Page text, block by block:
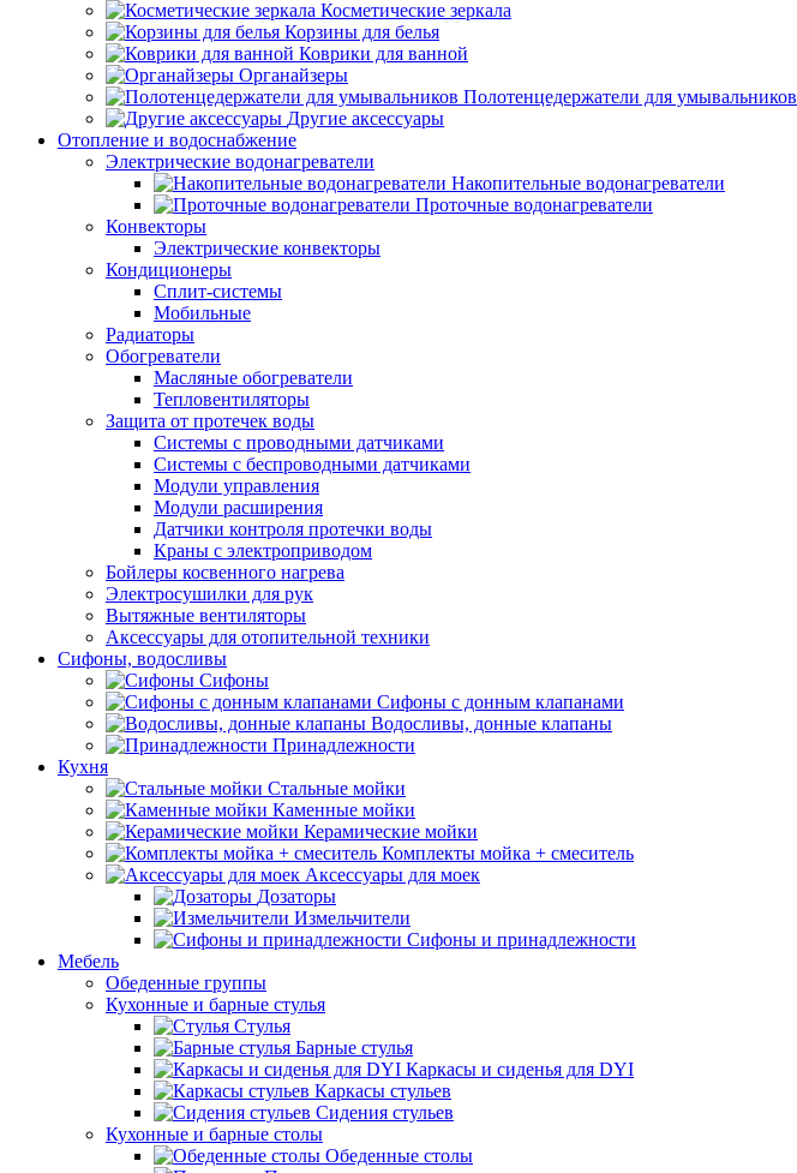
Косметические зеркала
Корзины для белья
Коврики для ванной
Органайзеры
Полотенцедержатели для умывальников
Другие аксессуары
Отопление и водоснабжение
Электрические водонагреватели
Накопительные водонагреватели
Проточные водонагреватели
Конвекторы
Электрические конвекторы
Кондиционеры
Сплит-системы
Мобильные
Радиаторы
Обогреватели
Масляные обогреватели
Тепловентиляторы
Защита от протечек воды
Системы с проводными датчиками
Системы с беспроводными датчиками
Модули управления
Модули расширения
Датчики контроля протечки воды
Краны с электроприводом
Бойлеры косвенного нагрева
Электросушилки для рук
Вытяжные вентиляторы
Аксессуары для отопительной техники
Сифоны, водосливы
Сифоны
Сифоны с донным клапанами
Водосливы, донные клапаны
Принадлежности
Кухня
Стальные мойки
Каменные мойки
Керамические мойки
Комплекты мойка + смеситель
Аксессуары для моек
Дозаторы
Измельчители
Сифоны и принадлежности
Мебель
Обеденные группы
Кухонные и барные стулья
Стулья
Барные стулья
Каркасы и сиденья для DYI
Каркасы стульев
Сидения стульев
Кухонные и барные столы
Обеденные столы